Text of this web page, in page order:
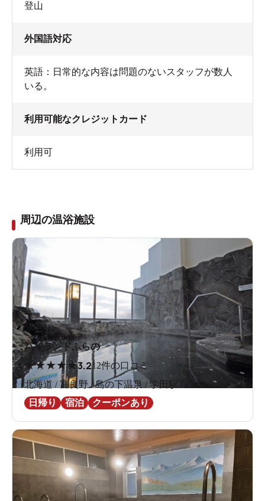
しあわせー♪
そろそろ温まったかな？
登山
外国語対応
英語：日常的な内容は問題のないスタッフが数人
いる。
利用可能なクレジットカード
利用可
周辺の温浴施設
ハイランドふらの
★★★★★3.212件の口コミ
北海道 / 富良野 / 島の下温泉 / 学田駅3.7km
日帰り
宿泊 クーポンあり